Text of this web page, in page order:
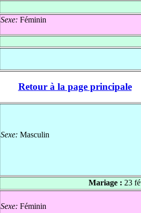
Sexe: Féminin
Retour à la page principale
Sexe: Masculin
Mariage : 23
Sexe: Féminin